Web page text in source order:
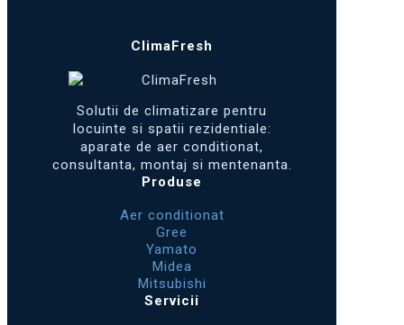
ClimaFresh
Solutii de climatizare pentru
locuinte si spatii rezidentiale:
aparate de aer conditionat,
consultanta, montaj si mentenanta.
Produse
Aer conditionat
Gree
Yamato
Midea
Mitsubishi
Servicii